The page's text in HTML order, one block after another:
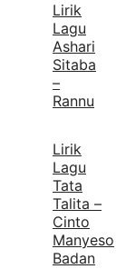
Lirik
Lagu
Ashari
Sitaba
–
Rannu
Lirik
Lagu
Tata
Talita –
Cinto
Manyeso
Badan